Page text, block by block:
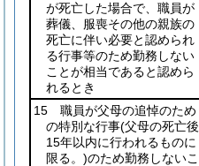
が死亡した場合で、職員が
葬儀、服喪その他の親族の
死亡に伴い必要と認められ
る行事等のため勤務しない
ことが相当であると認めら
れるとき
15 職員が父母の追悼のため
の特別な行事(父母の死亡後
15年以内に行われるものに
限る。)のため勤務しないこ